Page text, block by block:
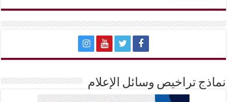
نماذج تراخيص وسائل الإعلام